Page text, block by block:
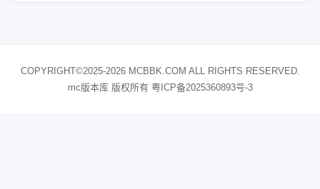
COPYRIGHT©2025-2026 MCBBK.COM ALL RIGHTS RESERVED.
mc版本库 版权所有 粤ICP备2025360893号-3